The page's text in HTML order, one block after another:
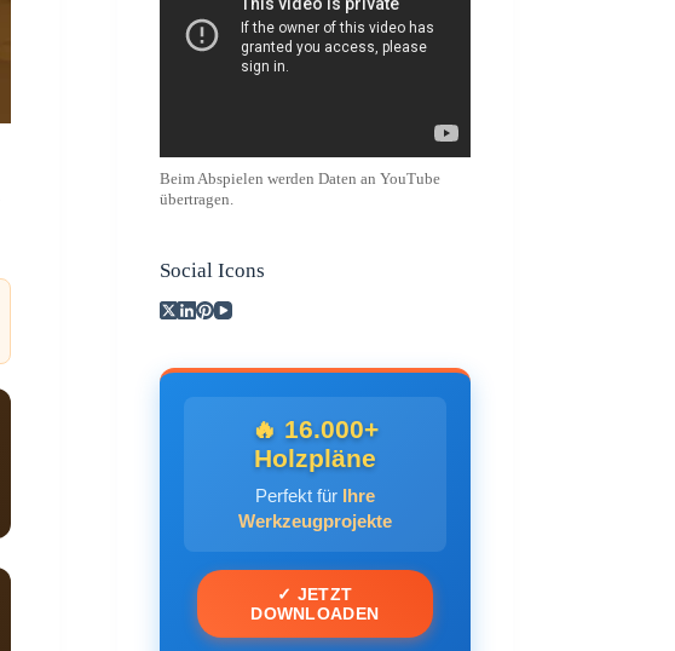
Beim Abspielen werden Daten an YouTube
übertragen.
Social Icons
🔥 16.000+
Holzpläne
Perfekt für
Ihre
Werkzeugprojekte
✓ JETZT
DOWNLOADEN